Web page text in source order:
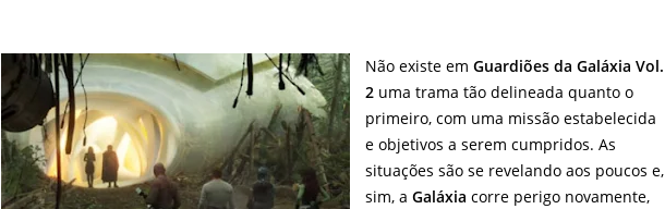
Não existe emGuardiões da Galáxia Vol.
2 uma trama tão delineada quanto o
primeiro, com uma missão estabelecida
e objetivos a serem cumpridos. As
situações são se revelando aos poucos e,
sim, aGaláxiacorre perigo novamente,